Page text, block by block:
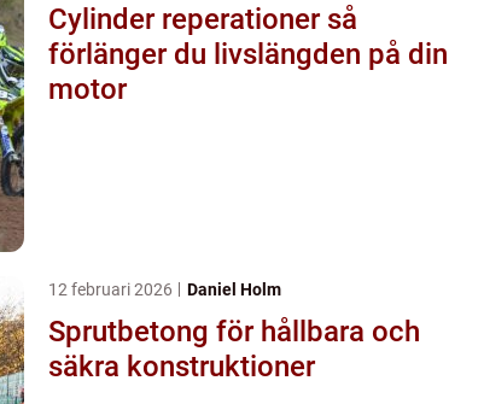
Cylinder reperationer så
förlänger du livslängden på din
motor
12 februari 2026 Daniel Holm
Sprutbetong för hållbara och
säkra konstruktioner